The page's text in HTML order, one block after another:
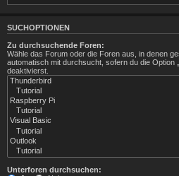
SUCHOPTIONEN
Zu durchsuchende Foren:
Wähle das Forum oder die Foren aus, in denen
automatisch mit durchsucht, sofern du die Option
deaktivierst.
Unterforen durchsuchen: